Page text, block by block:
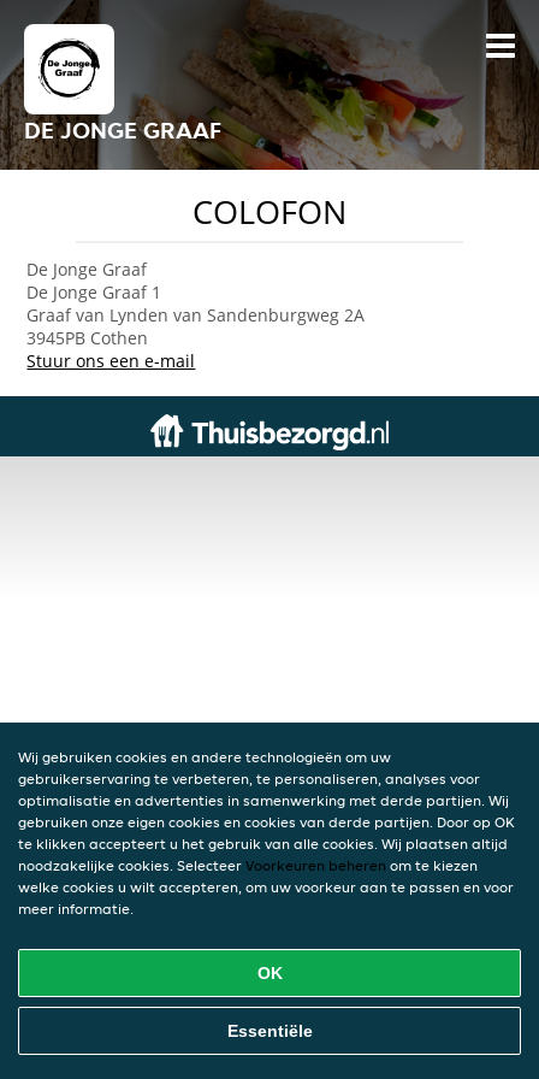
DE JONGE GRAAF
COLOFON
De Jonge Graaf
De Jonge Graaf 1
Graaf van Lynden van Sandenburgweg 2A
3945PB Cothen
Stuur ons een e-mail
Wij gebruiken cookies en andere technologieën om uw
gebruikerservaring te verbeteren, te personaliseren, analyses voor
optimalisatie en advertenties in samenwerking met derde partijen. Wij
gebruiken onze eigen cookies en cookies van derde partijen. Door op OK
te klikken accepteert u het gebruik van alle cookies. Wij plaatsen altijd
noodzakelijke cookies. Selecteer Voorkeuren beheren om te kiezen
welke cookies u wilt accepteren, om uw voorkeur aan te passen en voor
meer informatie.
OK
Essentiële